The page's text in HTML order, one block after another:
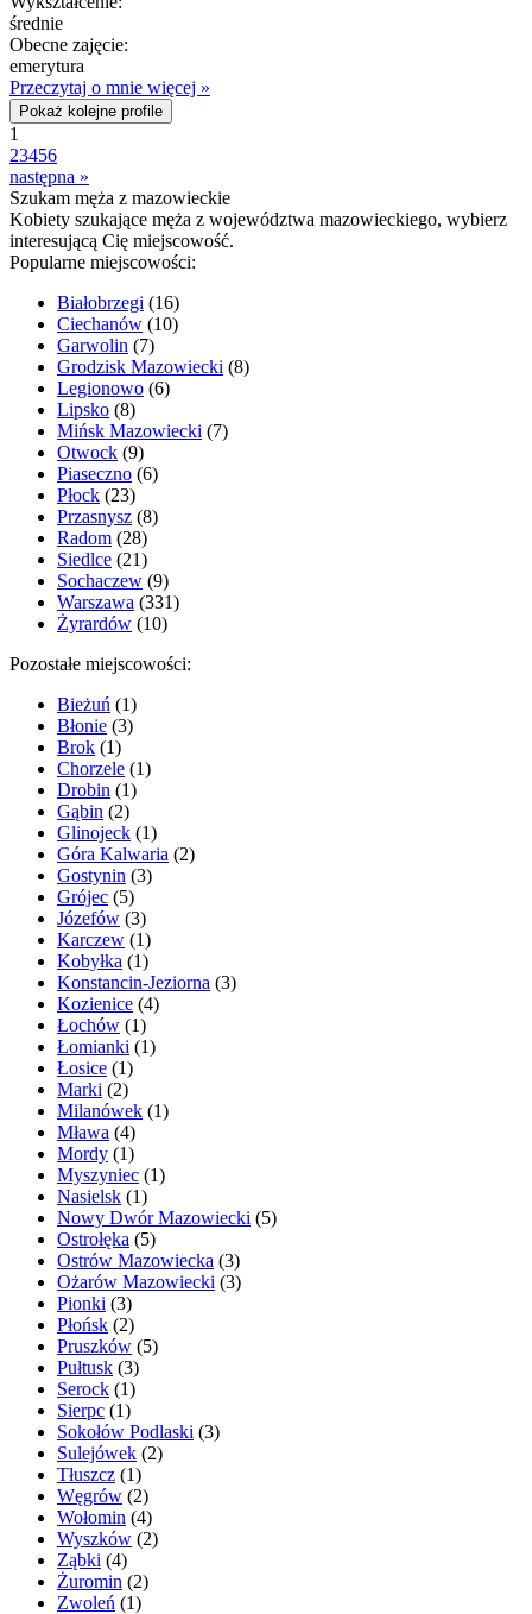
średnie
Obecne zajęcie:
emerytura
Przeczytaj o mnie więcej »
Pokaż kolejne profile
1
23456
następna »
Szukam męża z mazowieckie
Kobiety szukające męża z województwa mazowieckiego, wybierz
interesującą Cię miejscowość.
Popularne miejscowości:
Białobrzegi (16)
Ciechanów (10)
Garwolin (7)
Grodzisk Mazowiecki (8)
Legionowo (6)
Lipsko (8)
Mińsk Mazowiecki (7)
Otwock (9)
Piaseczno (6)
Płock (23)
Przasnysz (8)
Radom (28)
Siedlce (21)
Sochaczew (9)
Warszawa (331)
Żyrardów (10)
Pozostałe miejscowości:
Bieżuń (1)
Błonie (3)
Brok (1)
Chorzele (1)
Drobin (1)
Gąbin (2)
Glinojeck (1)
Góra Kalwaria (2)
Gostynin (3)
Grójec (5)
Józefów (3)
Karczew (1)
Kobyłka (1)
Konstancin-Jeziorna (3)
Kozienice (4)
Łochów (1)
Łomianki (1)
Łosice (1)
Marki (2)
Milanówek (1)
Mława (4)
Mordy (1)
Myszyniec (1)
Nasielsk (1)
Nowy Dwór Mazowiecki (5)
Ostrołęka (5)
Ostrów Mazowiecka (3)
Ożarów Mazowiecki (3)
Pionki (3)
Płońsk (2)
Pruszków (5)
Pułtusk (3)
Serock (1)
Sierpc (1)
Sokołów Podlaski (3)
Sulejówek (2)
Tłuszcz (1)
Węgrów (2)
Wołomin (4)
Wyszków (2)
Ząbki (4)
Żuromin (2)
Zwoleń (1)